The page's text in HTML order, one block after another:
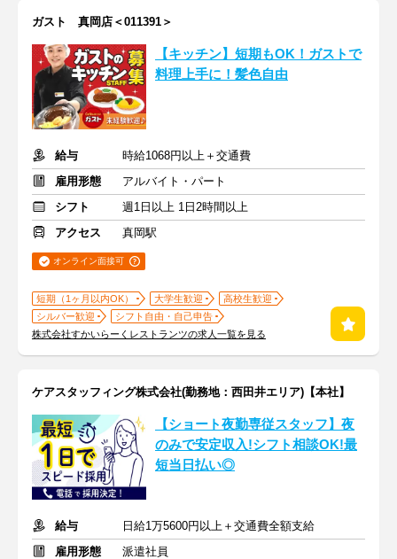
ガスト 真岡店＜011391＞
【キッチン】短期もOK！ガストで
料理上手に！髪色自由
給与
時給1068円以上＋交通費
雇用形態
アルバイト・パート
シフト
週1日以上 1日2時間以上
アクセス
真岡駅
オンライン面接可
短期（1ヶ月以内OK） 大学生歓迎
高校生歓迎
シルバー歓迎
シフト自由・自己申告
株式会社すかいらーくレストランツの求人一覧を見る
ケアスタッフィング株式会社(勤務地：西田井エリア)【本社】
【ショート夜勤専従スタッフ】夜
のみで安定収入!シフト相談OK!最
短当日払い◎
給与
日給1万5600円以上＋交通費全額支給
雇用形態
派遣社員